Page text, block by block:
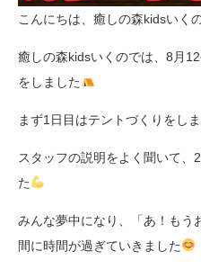
こんにちは、癒しの森kidsいく
癒しの森kidsいくのでは、8月
をしました
まず1日目はテントづくりをしま
スタッフの説明をよく聞いて、
た
みんな夢中になり、「あ！もう
間に時間が過ぎていきました